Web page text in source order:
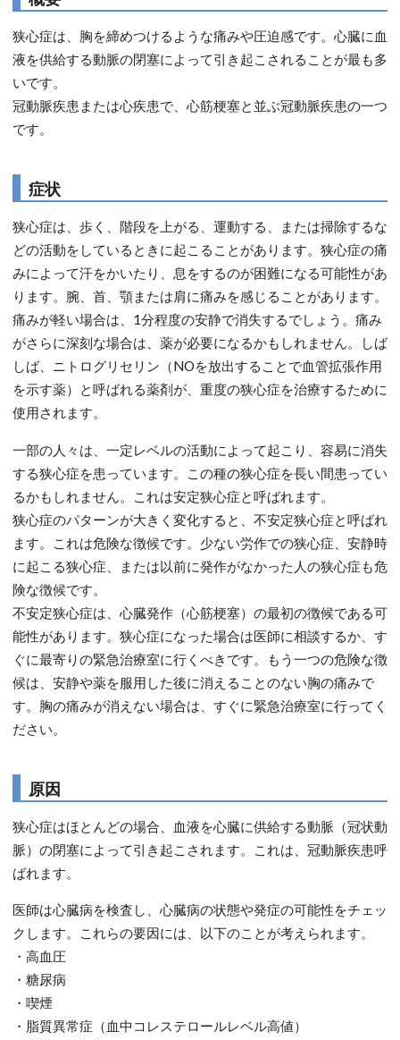
狭心症は、胸を締めつけるような痛みや圧迫感です。心臓に血
液を供給する動脈の閉塞によって引き起こされることが最も多
いです。
冠動脈疾患または心疾患で、心筋梗塞と並ぶ冠動脈疾患の一つ
です。
症状
狭心症は、歩く、階段を上がる、運動する、または掃除するな
どの活動をしているときに起こることがあります。狭心症の痛
みによって汗をかいたり、息をするのが困難になる可能性があ
ります。腕、首、顎または肩に痛みを感じることがあります。
痛みが軽い場合は、1分程度の安静で消失するでしょう。痛み
がさらに深刻な場合は、薬が必要になるかもしれません。しば
しば、ニトログリセリン（NOを放出することで血管拡張作用
を示す薬）と呼ばれる薬剤が、重度の狭心症を治療するために
使用されます。
一部の人々は、一定レベルの活動によって起こり、容易に消失
する狭心症を患っています。この種の狭心症を長い間患ってい
るかもしれません。これは安定狭心症と呼ばれます。
狭心症のパターンが大きく変化すると、不安定狭心症と呼ばれ
ます。これは危険な徴候です。少ない労作での狭心症、安静時
に起こる狭心症、または以前に発作がなかった人の狭心症も危
険な徴候です。
不安定狭心症は、心臓発作（心筋梗塞）の最初の徴候である可
能性があります。狭心症になった場合は医師に相談するか、す
ぐに最寄りの緊急治療室に行くべきです。もう一つの危険な徴
候は、安静や薬を服用した後に消えることのない胸の痛みで
す。胸の痛みが消えない場合は、すぐに緊急治療室に行ってく
ださい。
原因
狭心症はほとんどの場合、血液を心臓に供給する動脈（冠状動
脈）の閉塞によって引き起こされます。これは、冠動脈疾患呼
ばれます。
医師は心臓病を検査し、心臓病の状態や発症の可能性をチェッ
クします。これらの要因には、以下のことが考えられます。
・高血圧
・糖尿病
・喫煙
・脂質異常症（血中コレステロールレベル高値）